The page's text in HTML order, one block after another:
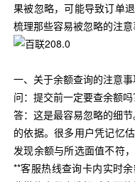
果被忽略，可能导致订单
梳理那些容易被忽略的注意
一、关于余额查询的注意
问：提交前一定要查余额
答：这是最容易忽略的细
的依据。很多用户凭记忆
发现余额与所选面值不符
**客服热线查询卡内实时